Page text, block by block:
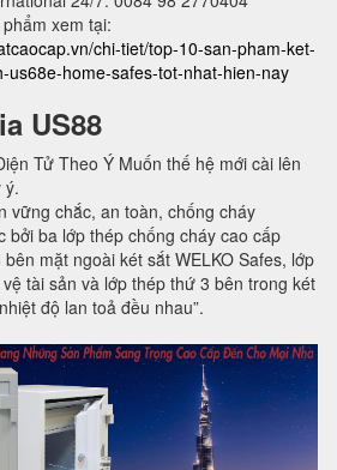
xem tại:
chi-tiet/top-10-san-pham-ket-
us68e-home-safes-tot-nhat-hien-nay
US88
Tử Theo Ý Muốn thế hệ mới cài lên
ý.
vững chắc, an toàn, chống cháy
bởi ba lớp thép chống cháy cao cấp
mặt ngoài két sắt WELKO Safes, lớp
tài sản và lớp thép thứ 3 bên trong két
độ lan toả đều nhau”.